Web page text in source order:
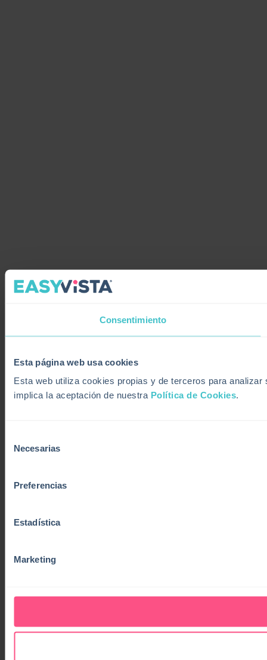
Consentimiento
Esta página web usa cookies
Esta web utiliza cookies propias y de terceros para
implica la aceptación de nuestra Política de Cookies.
Necesarias
Preferencias
Estadística
Marketing